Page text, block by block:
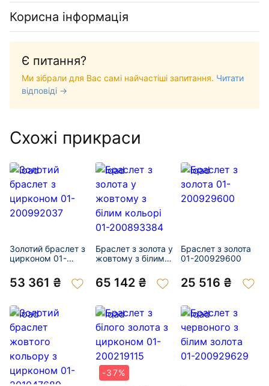
Корисна інформація
Є питання?
Ми зібрали для Вас самі найчастіші запитання. Читати
відповіді →
Схожі прикраси
Золотий браслет з
цирконом 01-
53 361 ₴
Браслет з золота у
жовтому з білим
200893384
65 142 ₴
Браслет з золота
01-200929600
25 516 ₴
-37%